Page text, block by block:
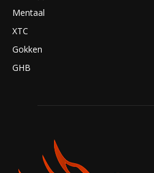
Mentaal
XTC
Gokken
GHB